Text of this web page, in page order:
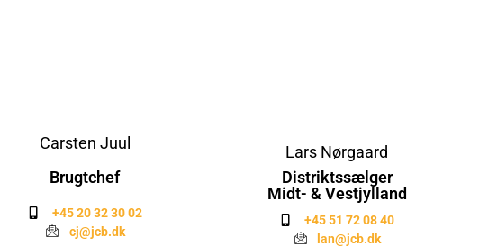
Carsten Juul
Brugtchef
+45 20 32 30 02
cj@jcb.dk
Lars Nørgaard
Distriktssælger
Midt- & Vestjylland
+45 51 72 08 40
lan@jcb.dk